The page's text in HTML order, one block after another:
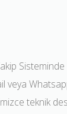
veya
teknik